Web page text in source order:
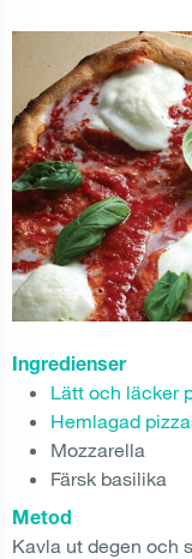
Ingredienser
Lätt och läcker
Hemlagad
Mozzarella
Färsk basilika
Metod
Kavla ut degen och